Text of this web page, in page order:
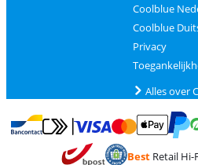
Coolblue
Coolblue
Privacy
Alles over
Betalen met Bancontact
Betalen met MasterCard en Visa
BestRetail Hi-